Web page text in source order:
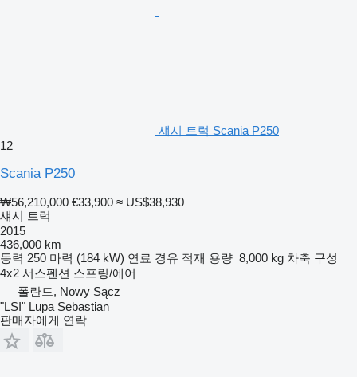
섀시 트럭 Scania P250
12
Scania P250
₩56,210,000 €33,900 ≈ US$38,930
섀시 트럭
2015
436,000 km
동력 250 마력 (184 kW) 연료 경유 적재 용량 8,000 kg 차축 구성
4x2 서스펜션 스프링/에어
폴란드, Nowy Sącz
"LSI" Lupa Sebastian
판매자에게 연락